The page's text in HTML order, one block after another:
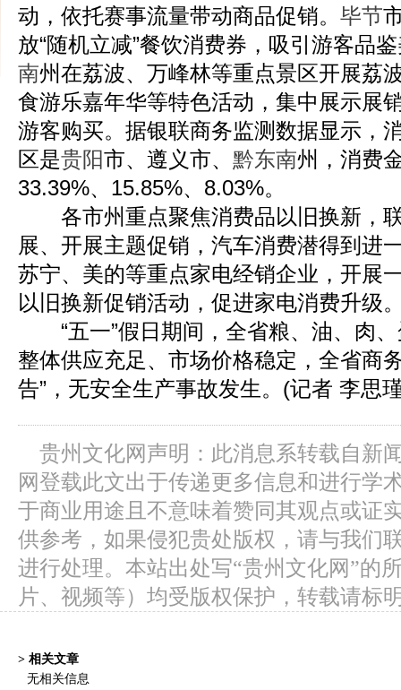
动，依托赛事流量带动商品促销。 毕节
放“随机立减”餐饮消费券，吸引游客品
南州在荔波、万峰林等重点景区开展荔
食游乐嘉年华等特色活动，集中展示展
游客购买。据银联商务监测数据显示，
区是贵阳市、遵义市、 黔东南州，消费
33.39%、15.85%、8.03%。
各市州重点聚焦消费品以旧换新，
展、开展主题促销，汽车消费潜得到进
苏宁、美的等重点家电经销企业，开展
以旧换新促销活动，促进家电消费升级
“五一”假日期间，全省粮、油、肉、
整体供应充足、市场价格稳定，全省商
告”，无安全生产事故发生。(记者 李思
贵州文化网声明：此消息系转载自新
网登载此文出于传递更多信息和进行学
于商业用途且不意味着赞同其观点或证
供参考，如果侵犯贵处版权，请与我们
进行处理。本站出处写“贵州文化网”的
片、视频等）均受版权保护，转载请标
> 相关文章
无相关信息